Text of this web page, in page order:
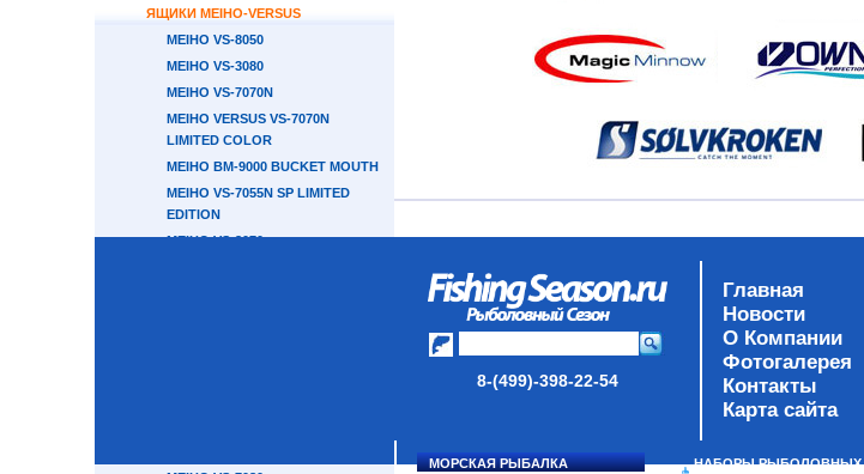
ЯЩИКИ MEIHO-VERSUS
MEIHO VS-8050
MEIHO VS-3080
MEIHO VS-7070N
MEIHO VERSUS VS-7070N
LIMITED COLOR
MEIHO BM-9000 BUCKET MOUTH
MEIHO VS-7055N SP LIMITED
EDITION
MEIHO VS-3070
8-(499)-398-22-54
Главная
Новости
О Компании
Фотогалерея
Контакты
Карта сайта
МОРСКАЯ РЫБАЛКА
НАБОРЫ РЫБОЛОВНЫХ